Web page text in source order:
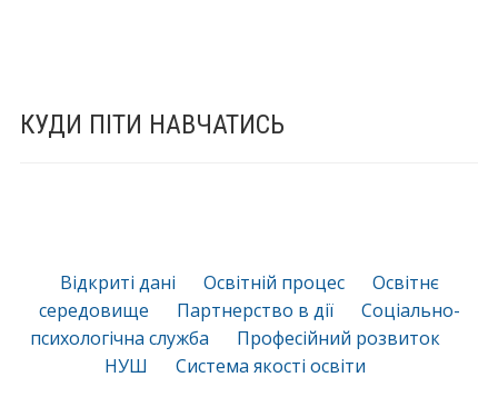
КУДИ ПІТИ НАВЧАТИСЬ
Відкриті дані Освітній процес
Освітнє
середовище
Партнерство в дії
Соціально-
психологічна служба
Професійний розвиток
НУШ
Система якості освіти